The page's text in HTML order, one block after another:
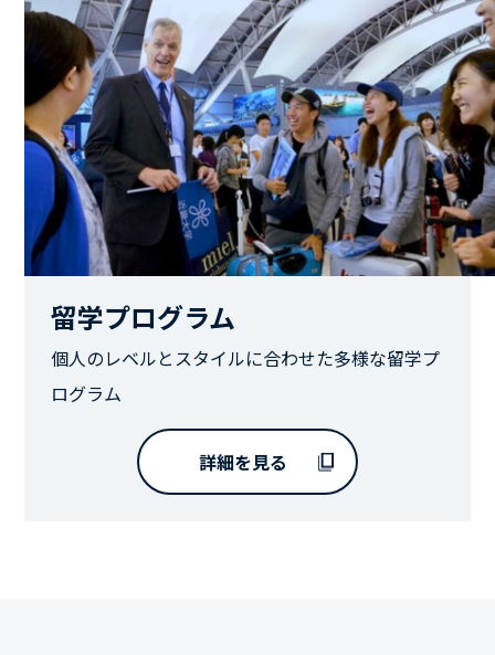
留学プログラム
個人のレベルとスタイルに合わせた多様な留学プ
ログラム
詳細を見る